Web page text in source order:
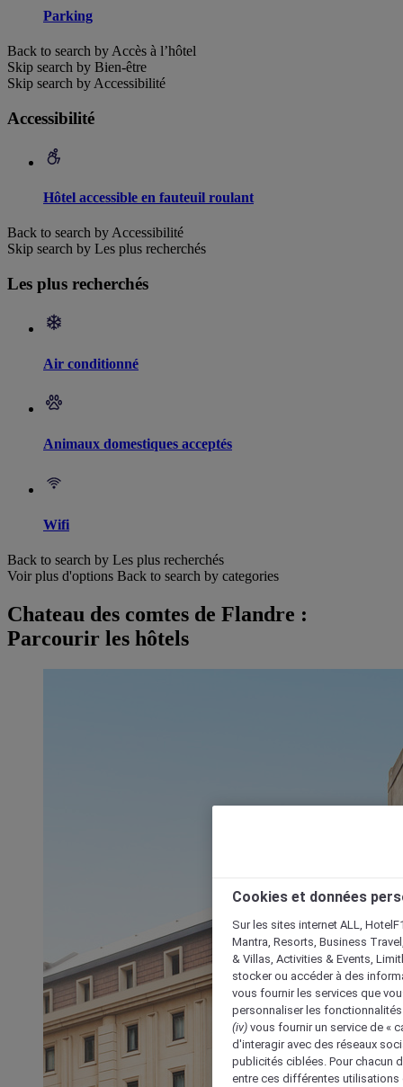
Parking
Back to search by Accès à l’hôtel
Skip search by Bien-être
Skip search by Accessibilité
Accessibilité
Hôtel accessible en fauteuil roulant
Back to search by Accessibilité
Skip search by Les plus recherchés
Les plus recherchés
Air conditionné
Animaux domestiques acceptés
Wifi
Back to search by Les plus recherchés
Voir plus d'options Back to search by categories
Chateau des comtes de Flandre :
Parcourir les hôtels
Cookies et données
Sur les sites internet ALL,
Mantra, Resorts, Business
& Villas, Activities & Events,
stocker ou accéder à des
vous fournir les services que
personnaliser les
(iv) vous fournir un service de «
d'interagir avec des réseaux
publicités ciblées. Pour chacun
entre ces différentes utilisations